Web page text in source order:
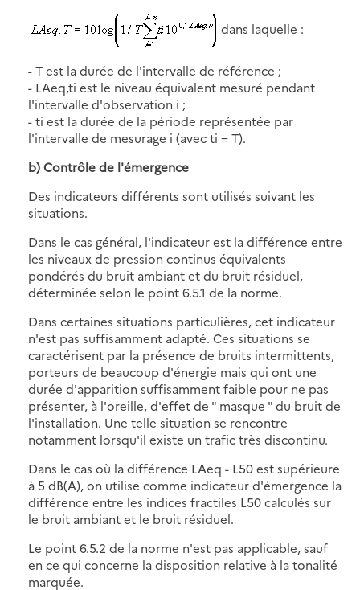
dans laquelle :
- T est la durée de l'intervalle de référence ;
- LAeq,ti est le niveau équivalent mesuré pendant
l'intervalle d'observation i ;
- ti est la durée de la période représentée par
l'intervalle de mesurage i (avec ti = T).
b) Contrôle de l'émergence
Des indicateurs différents sont utilisés suivant les
situations.
Dans le cas général, l'indicateur est la différence entre
les niveaux de pression continus équivalents
pondérés du bruit ambiant et du bruit résiduel,
déterminée selon le point 6.5.1 de la norme.
Dans certaines situations particulières, cet indicateur
n'est pas suffisamment adapté. Ces situations se
caractérisent par la présence de bruits intermittents,
porteurs de beaucoup d'énergie mais qui ont une
durée d'apparition suffisamment faible pour ne pas
présenter, à l'oreille, d'effet de " masque " du bruit de
l'installation. Une telle situation se rencontre
notamment lorsqu'il existe un trafic très discontinu.
Dans le cas où la différence LAeq - L50 est supérieure
à 5 dB(A), on utilise comme indicateur d'émergence la
différence entre les indices fractiles L50 calculés sur
le bruit ambiant et le bruit résiduel.
Le point 6.5.2 de la norme n'est pas applicable, sauf
en ce qui concerne la disposition relative à la tonalité
marquée.